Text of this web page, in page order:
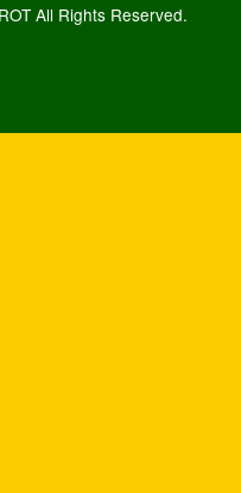
All Rights Reserved.